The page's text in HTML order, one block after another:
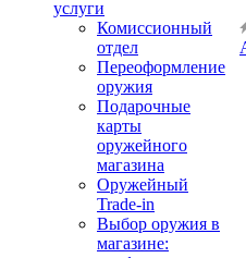
услуги
Комиссионный
отдел
Переоформление
оружия
Подарочные
карты
оружейного
магазина
Оружейный
Trade-in
Выбор оружия в
магазине: